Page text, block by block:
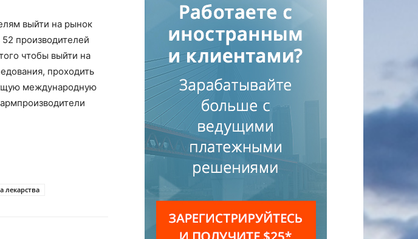
выйти на рынок
производителей
чтобы выйти на
проходить
международную
лекарства